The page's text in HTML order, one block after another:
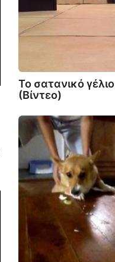
Το σατανικό
(Βίντεο)